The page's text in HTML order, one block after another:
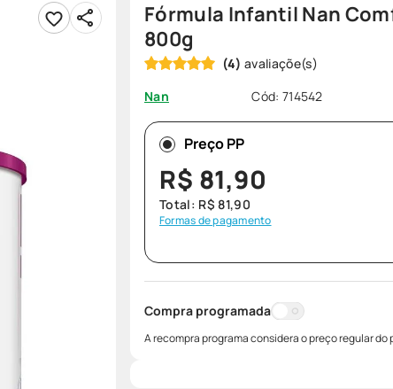
Fórmula Infantil Nan
800g
(4)
Nan
Cód: 714542
Preço PP
R$ 81,90
Total: R$ 81,90
Formas de pagamento
Compra programada
A recompra programa considera o preço regular